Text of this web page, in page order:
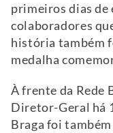
primeiros dias de
colaboradores
história também
medalha
À frente da Rede
Diretor-Geral há
Braga foi